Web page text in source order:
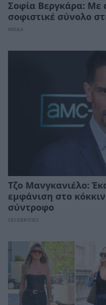
Σοφία Βεργκάρα: Με
σοφιστικέ σύνολο
ΜΟΔΑ
Τζο Μανγκανιέλο:
εμφάνιση στο
σύντροφο
CELEBRITIES